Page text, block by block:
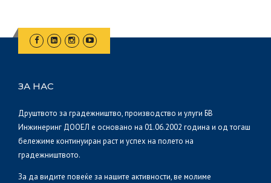
ЗА НАС
Друштвото за градежништво, производство и улуги БВ
Инжинеринг ДООЕЛ е основано на 01.06.2002 година и од тогаш
бележиме континуиран раст и успех на полето на
градежништвото.
За да видите повеќе за нашите активности, ве молиме